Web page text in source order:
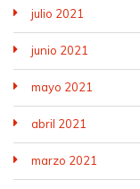
julio 2021
junio 2021
mayo 2021
abril 2021
marzo 2021